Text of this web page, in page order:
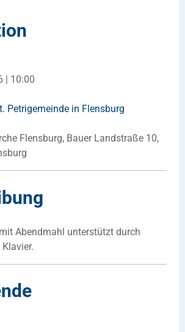
| 10:00
Petrigemeinde in Flensburg
Flensburg, Bauer Landstraße 10,
Abendmahl unterstützt durch
Klavier.